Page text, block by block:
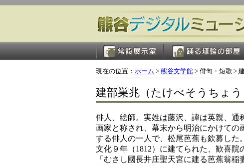
現在の位置： ホーム > 熊谷文学館 > 俳句・短歌 >
建部巣兆（たけべそうちょう
俳人、絵師。実姓は藤沢、諱は英親、
画家と称され、幕末から明治にかけて
する俳人の一人で、松尾芭蕉も欽募した。
文化９年（1812）に建てられた、歓喜
「むさし國長井庄聖天宮に建る芭蕉翁